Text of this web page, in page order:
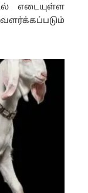
எடையுள்ள